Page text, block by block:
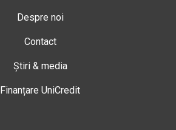
Despre noi
Contact
Știri & media
Finanțare UniCredit